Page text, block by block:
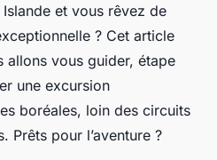
et vous rêvez de
? Cet article
vous guider, étape
une excursion
boréales, loin des circuits
Prêts pour l’aventure ?